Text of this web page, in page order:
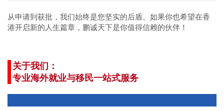
从申请到获批，我们始终是您坚实的后盾。如果你也希望在香
港开启新的人生篇章，鹏诚天下是你值得信赖的伙伴！
关于我们：
专业海外就业与移民一站式服务